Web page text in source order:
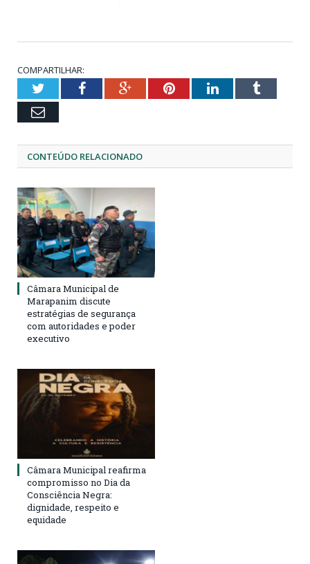
COMPARTILHAR:
TwitterFacebookGoogle+PinterestLinkedInTumblr
Email
CONTEÚDO RELACIONADO
Câmara Municipal de
Marapanim discute
estratégias de segurança
com autoridades e poder
executivo
Câmara Municipal reafirma
compromisso no Dia da
Consciência Negra:
dignidade, respeito e
equidade